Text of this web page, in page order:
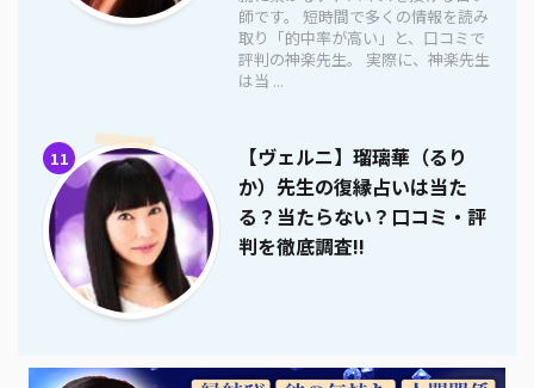
師です。 短時間で多くの情報を読み
取り「的中率が高い」と、口コミで
評判の神楽先生。 実際に、神楽先生
は当 ...
11
【ヴェルニ】瑠璃華（るり
か）先生の復縁占いは当た
る？当たらない？口コミ・評
判を徹底調査!!